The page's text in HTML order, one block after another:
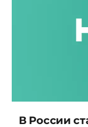
В России